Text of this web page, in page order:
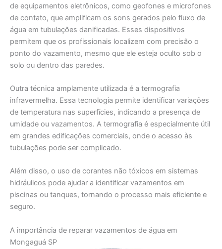
de equipamentos eletrônicos, como geofones e microfones
de contato, que amplificam os sons gerados pelo fluxo de
água em tubulações danificadas. Esses dispositivos
permitem que os profissionais localizem com precisão o
ponto do vazamento, mesmo que ele esteja oculto sob o
solo ou dentro das paredes.
Outra técnica amplamente utilizada é a termografia
infravermelha. Essa tecnologia permite identificar variações
de temperatura nas superfícies, indicando a presença de
umidade ou vazamentos. A termografia é especialmente útil
em grandes edificações comerciais, onde o acesso às
tubulações pode ser complicado.
Além disso, o uso de corantes não tóxicos em sistemas
hidráulicos pode ajudar a identificar vazamentos em
piscinas ou tanques, tornando o processo mais eficiente e
seguro.
A importância de reparar vazamentos de água em
Mongaguá SP